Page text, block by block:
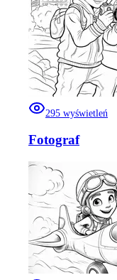
295 wyświetleń
Fotograf